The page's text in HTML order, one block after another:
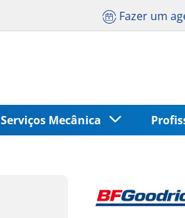
Fazer um
Serviços Mecânica